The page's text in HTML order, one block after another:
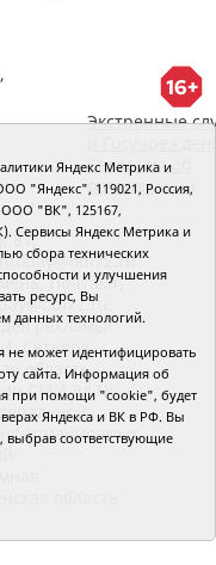
Экстренные
Сведения об
организации
81,
Почтамт,
рекламы:
Сетевое
область
СМИ Эл №
область
Яндекс Метрика и
"Яндекс", 119021, Россия,
ООО "ВК", 125167,
Сервисы Яндекс Метрика и
сбора технических
и улучшения
ресурс, Вы
данных технологий.
может идентифицировать
сайта. Информация об
при помощи "cookie", будет
Яндекса и ВК в РФ. Вы
выбрав соответствующие